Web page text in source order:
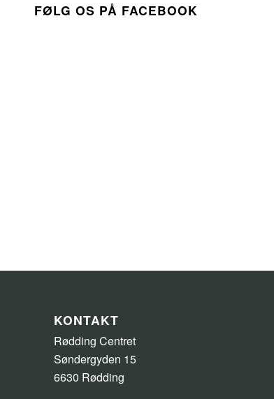
FØLG OS PÅ FACEBOOK
KONTAKT
Rødding Centret
Søndergyden 15
6630 Rødding